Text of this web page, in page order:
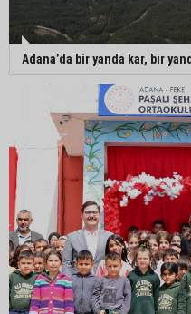
Adana’da bir yanda kar, bir